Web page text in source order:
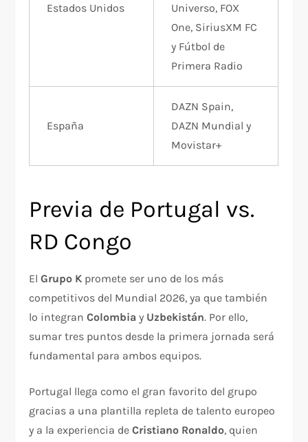
Estados Unidos
Universo, FOX
One, SiriusXM FC
y Fútbol de
Primera Radio
España
DAZN Spain,
DAZN Mundial y
Movistar+
Previa de Portugal vs.
RD Congo
ElGrupo K promete ser uno de los más
competitivos del Mundial 2026, ya que también
lo integranColombia y Uzbekistán. Por ello,
sumar tres puntos desde la primera jornada será
fundamental para ambos equipos.
Portugal llega como el gran favorito del grupo
gracias a una plantilla repleta de talento europeo
y a la experiencia deCristiano Ronaldo, quien